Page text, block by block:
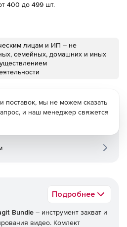
400 до 499 шт.
лицам и ИП – не
семейных, домашних и иных
Подробнее
Bundle – инструмент захват и
видео. Комлект
поставок, мы не можем сказать
и наш менеджер свяжется